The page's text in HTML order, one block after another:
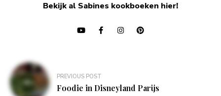
Bekijk al Sabines kookboeken hier!
Bericht
navigatie
PREVIOUS POST
Foodie in Disneyland Parijs